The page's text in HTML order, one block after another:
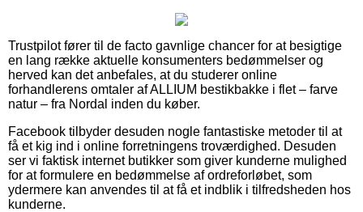
Trustpilot fører til de facto gavnlige chancer for at besigtige
en lang række aktuelle konsumenters bedømmelser og
herved kan det anbefales, at du studerer online
forhandlerens omtaler af ALLIUM bestikbakke i flet – farve
natur – fra Nordal inden du køber.
Facebook tilbyder desuden nogle fantastiske metoder til at
få et kig ind i online forretningens troværdighed. Desuden
ser vi faktisk internet butikker som giver kunderne mulighed
for at formulere en bedømmelse af ordreforløbet, som
ydermere kan anvendes til at få et indblik i tilfredsheden hos
kunderne.